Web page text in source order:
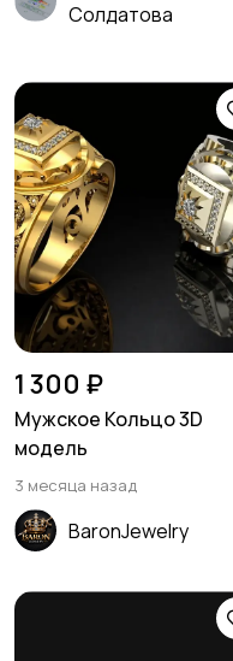
Солдатова
1 300 ₽
Мужское Кольцо 3D
модель
3 месяца назад
BaronJewelry